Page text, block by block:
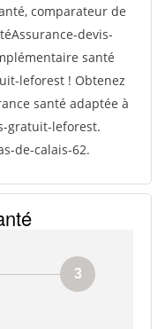
comparateur de
devis-
santé
leforest ! Obtenez
santé adaptée à
gratuit-leforest.
de-calais-62.